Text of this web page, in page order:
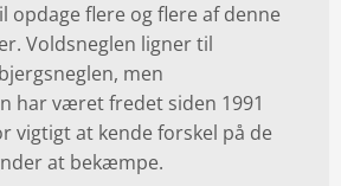
opdage flere og flere af denne
Voldsneglen ligner til
men
har været fredet siden 1991
vigtigt at kende forskel på de
at bekæmpe.